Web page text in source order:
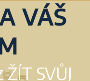
váš
SVŮJ